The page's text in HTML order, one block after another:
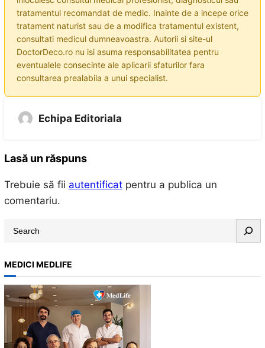
tratamentul recomandat de medic. Inainte de a incepe orice
tratament naturist sau de a modifica tratamentul existent,
consultati medicul dumneavoastra. Autorii si site-ul
DoctorDeco.ro nu isi asuma responsabilitatea pentru
eventualele consecinte ale aplicarii sfaturilor fara
consultarea prealabila a unui specialist.
Echipa Editoriala
Lasă un răspuns
Trebuie să fii autentificatpentru a publica un
comentariu.
a
r
c
h
MEDICI MEDLIFE